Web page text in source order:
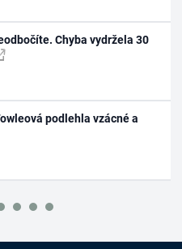
Chyba vydržela 30
podlehla vzácné a